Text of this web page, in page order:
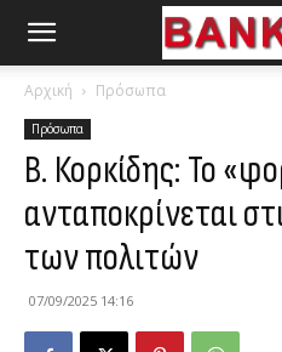
Αρχική Πρόσωπα
Πρόσωπα
Β. Κορκίδης: Το
ανταποκρίνεται
των πολιτών
07/09/2025 14:16